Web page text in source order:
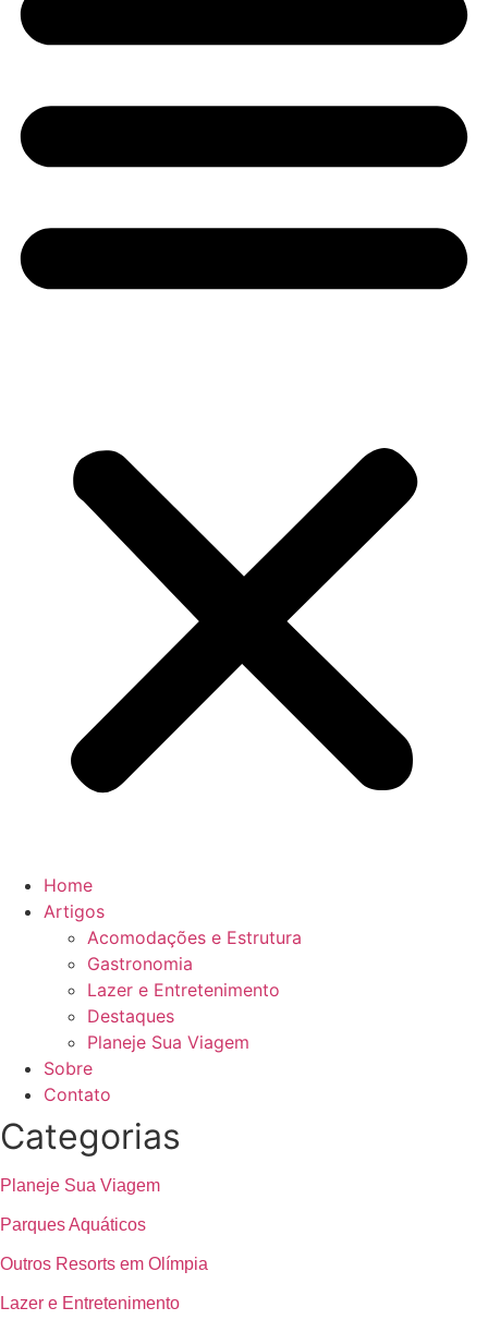
Home
Artigos
Acomodações e Estrutura
Gastronomia
Lazer e Entretenimento
Destaques
Planeje Sua Viagem
Sobre
Contato
Categorias
Planeje Sua Viagem
Parques Aquáticos
Outros Resorts em Olímpia
Lazer e Entretenimento